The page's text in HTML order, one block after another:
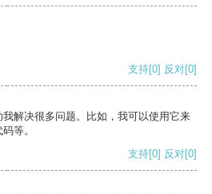
支持[0] 反对[0]
解决很多问题。比如，我可以使用它来
等。
支持[0] 反对[0]